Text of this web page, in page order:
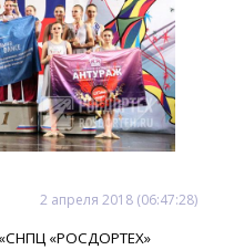
2 апреля 2018 (06:47:28)
«РОСДОРТЕХ»